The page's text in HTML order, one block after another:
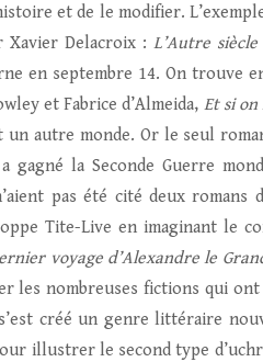
et de le modifier.
Xavier Delacroix :L’Autre siècle
en septembre 14. On trouve
et Fabrice d’Almeida, Et si
un autre monde. Or le seul
gagné la Seconde Guerre
pas été cité deux romans
Tite-Live en imaginant le
voyage d’Alexandre le
les nombreuses fictions qui ont
créé un genre littéraire
illustrer le second type